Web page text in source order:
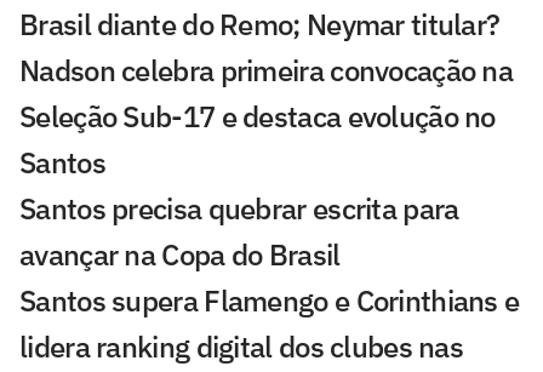
Brasil diante do Remo; Neymar titular?
Nadson celebra primeira convocação na
Seleção Sub-17 e destaca evolução no
Santos
Santos precisa quebrar escrita para
avançar na Copa do Brasil
Santos supera Flamengo e Corinthians e
lidera ranking digital dos clubes nas